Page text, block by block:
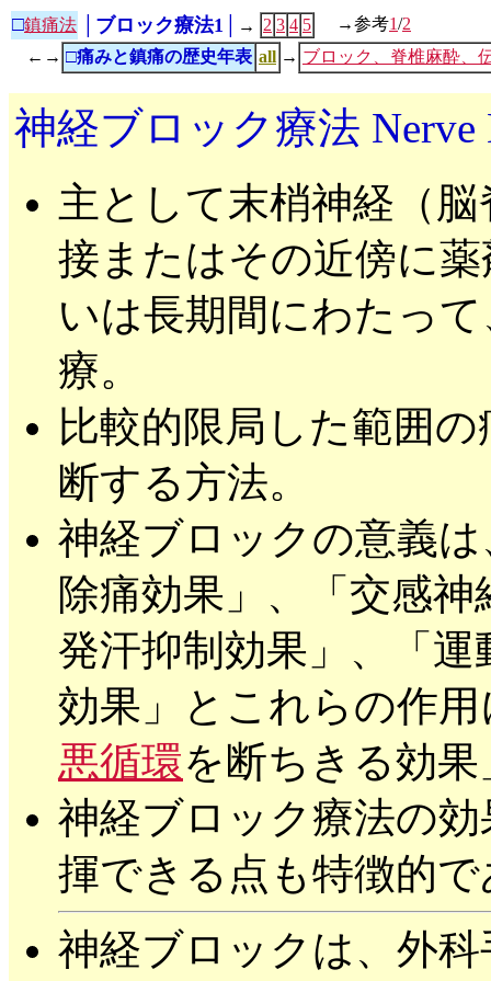
□鎮痛法 │ブロック療法1│ → 2 3 4 5 →参考1/2
←→ □痛みと鎮痛の歴史年表 all → ブロック、脊椎麻酔、
神経ブロック療法 Nerve
主として末梢神経（
接またはその近傍に
いは長期間にわたっ
療。
比較的限局した範囲
断する方法。
神経ブロックの意義
除痛効果」、「交感
発汗抑制効果」、「
効果」とこれらの作
悪循環を断ちきる効
神経ブロック療法の
揮できる点も特徴的
神経ブロックは、外